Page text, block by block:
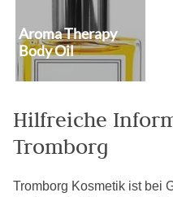
Aroma Therapy
Body Oil
Hilfreiche
Tromborg
Tromborg Kosmetik ist bei